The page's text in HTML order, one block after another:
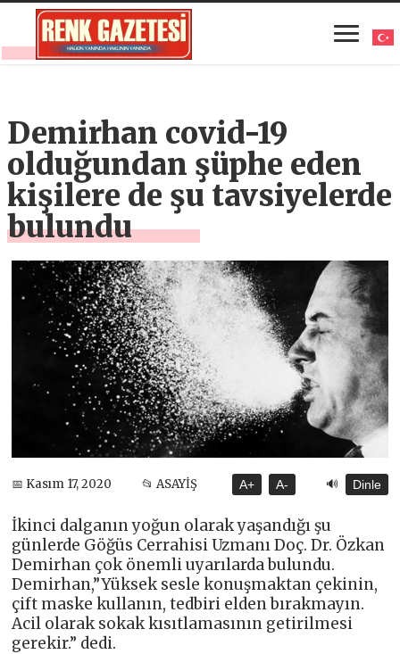
Demirhan covid-19
olduğundan şüphe eden
kişilere de şu tavsiyelerde
bulundu
📅 Kasım 17, 2020 📂 ASAYİŞ A+ A- 🔊 Dinle
İkinci dalganın yoğun olarak yaşandığı şu
günlerde Göğüs Cerrahisi Uzmanı Doç. Dr. Özkan
Demirhan çok önemli uyarılarda bulundu.
Demirhan,”Yüksek sesle konuşmaktan çekinin,
çift maske kullanın, tedbiri elden bırakmayın.
Acil olarak sokak kısıtlamasının getirilmesi
gerekir.” dedi.